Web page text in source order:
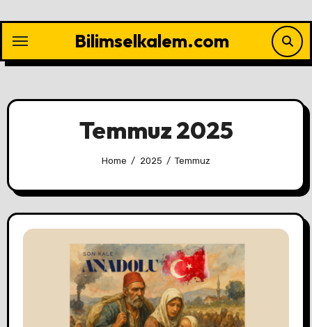
content
Bilimselkalem.com
Temmuz 2025
Home 2025 Temmuz